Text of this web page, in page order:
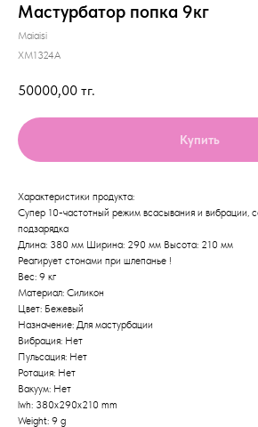
Мастурбатор попка 9кг
Maiaisi
XM1324А
50000,00 тг.
Купить
Характеристики продукта:
Супер 10-частотный режим всасывания и вибрации,
подзарядка
Длина: 380 мм Ширина: 290 мм Высота: 210 мм
Реагирует стонами при шлепанье !
Вес: 9 кг
Материал: Силикон
Цвет: Бежевый
Назначение: Для мастурбации
Вибрация: Нет
Пульсация: Нет
Ротация: Нет
Вакуум: Нет
lwh: 380x290x210 mm
Weight: 9 g